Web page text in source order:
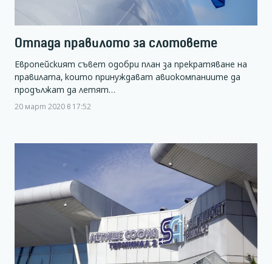
Отпада правилото за слотовете
Европейският съвет одобри план за прекратяване на
правилата, които принуждават авиокомпаниите да
продължат да летят…
20 март 2020 в 17:52